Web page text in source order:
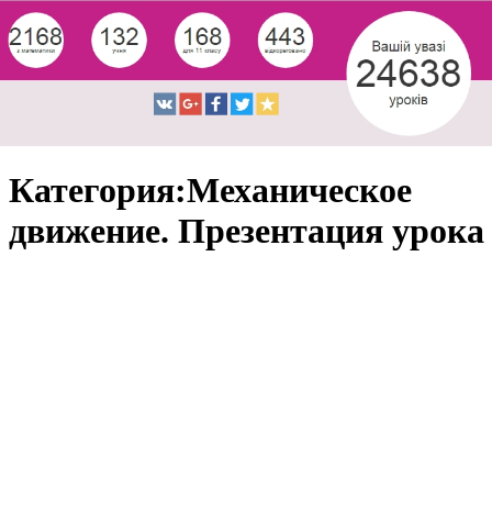
Категория:Механическое
движение. Презентация урока